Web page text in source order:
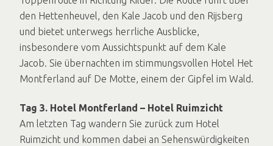
den Hettenheuvel, den Kale Jacob und den Rijsberg
und bietet unterwegs herrliche Ausblicke,
insbesondere vom Aussichtspunkt auf dem Kale
Jacob. Sie übernachten im stimmungsvollen Hotel Het
Montferland auf De Motte, einem der Gipfel im Wald.
Tag 3. Hotel Montferland – Hotel Ruimzicht
Am letzten Tag wandern Sie zurück zum Hotel
Ruimzicht und kommen dabei an Sehenswürdigkeiten